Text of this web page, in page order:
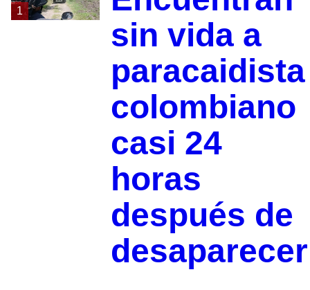
1
sin vida a
paracaidista
colombiano
casi 24
horas
después de
desaparecer